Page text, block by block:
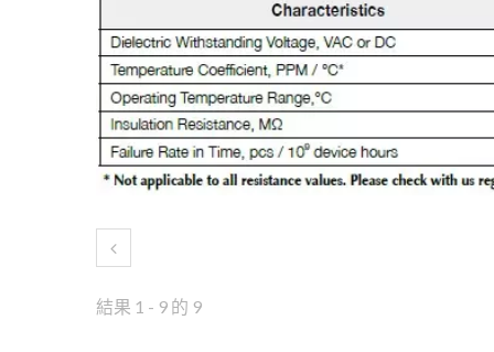
結果 1 - 9 的 9